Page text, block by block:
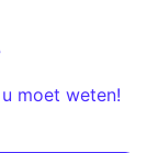
moet weten!